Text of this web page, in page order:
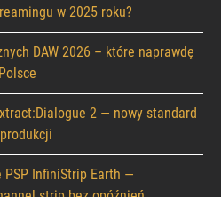
w 2025 roku?
DAW 2026 – które naprawdę
2 — nowy standard
PSP InfiniStrip Earth —